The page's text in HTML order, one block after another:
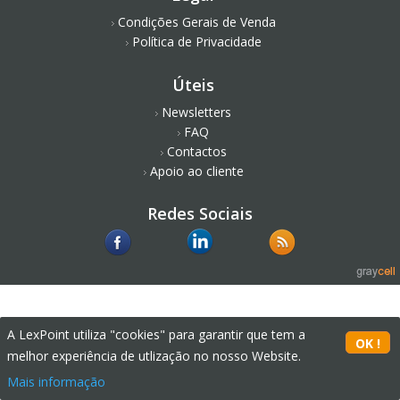
Condições Gerais de Venda
Política de Privacidade
Úteis
Newsletters
FAQ
Contactos
Apoio ao cliente
Redes Sociais
A LexPoint utiliza "cookies" para garantir que tem a
melhor experiência de utlização no nosso Website.
Mais informação